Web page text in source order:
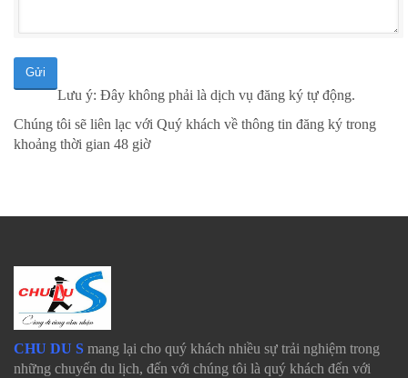
Gửi
Lưu ý: Đây không phải là dịch vụ đăng ký tự động.
Chúng tôi sẽ liên lạc với Quý khách về thông tin đăng ký trong
khoảng thời gian 48 giờ
CHU DU S mang lại cho quý khách nhiều sự trải nghiệm trong
những chuyến du lịch, đến với chúng tôi là quý khách đến với